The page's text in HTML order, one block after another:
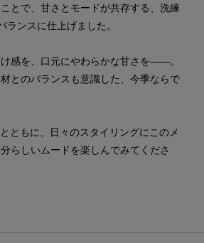
とで、甘さとモードが共存する、洗練
ンスに仕上げました。
感を、口元にやわらかな甘さを――。
とのバランスも意識した、今季ならで
ともに、日々のスタイリングにこのメ
らしいムードを楽しんでみてくださ